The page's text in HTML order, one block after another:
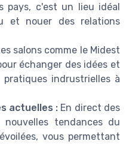
pays, c'est un lieu idéal
et nouer des relations
salons comme le Midest
échanger des idées et
indrustrielles à
actuelles : En direct des
nouvelles tendances du
vous permettant